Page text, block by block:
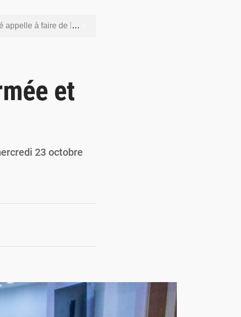
le socle de la souveraineté nationale
pour la souveraineté nationale
en douze heures
et
23 octobre